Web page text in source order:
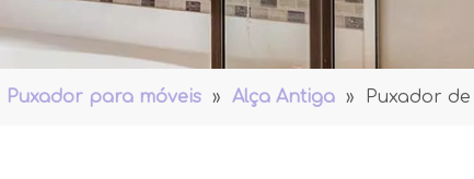
Puxador para móveis » Alça Antiga » Puxador